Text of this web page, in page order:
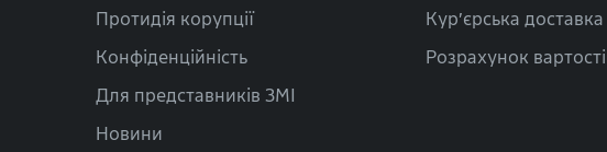
Протидія корупції
Конфіденційність
Для представників ЗМІ
Новини
Кур’єрська доставка
Розрахунок вартості